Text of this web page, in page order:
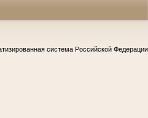
система Российской